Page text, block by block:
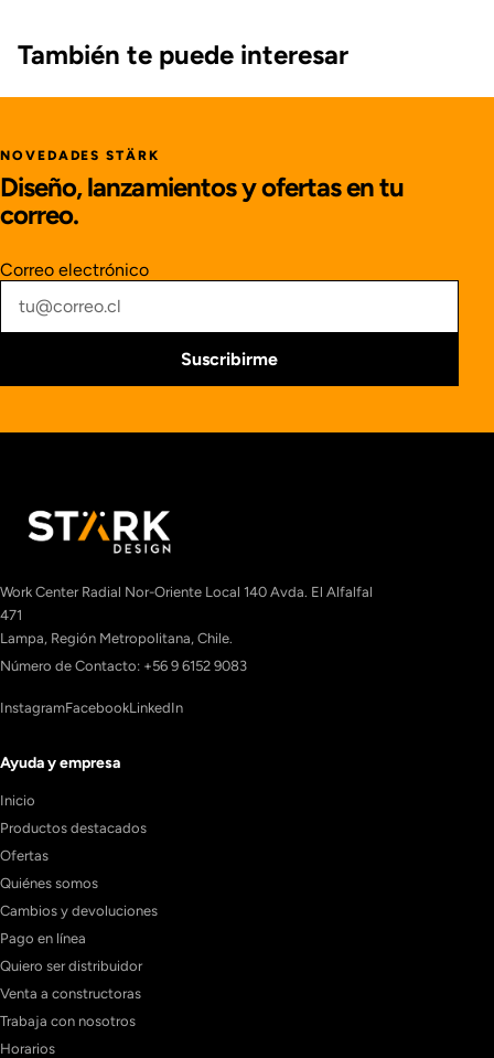
También te puede interesar
NOVEDADES STÄRK
Diseño, lanzamientos y ofertas en tu
correo.
Correo electrónico
Suscribirme
Work Center Radial Nor-Oriente Local 140 Avda. El Alfalfal
471
Lampa, Región Metropolitana, Chile.
Número de Contacto: +56 9 6152 9083
InstagramFacebookLinkedIn
Ayuda y empresa
Inicio
Productos destacados
Ofertas
Quiénes somos
Cambios y devoluciones
Pago en línea
Quiero ser distribuidor
Venta a constructoras
Trabaja con nosotros
Horarios